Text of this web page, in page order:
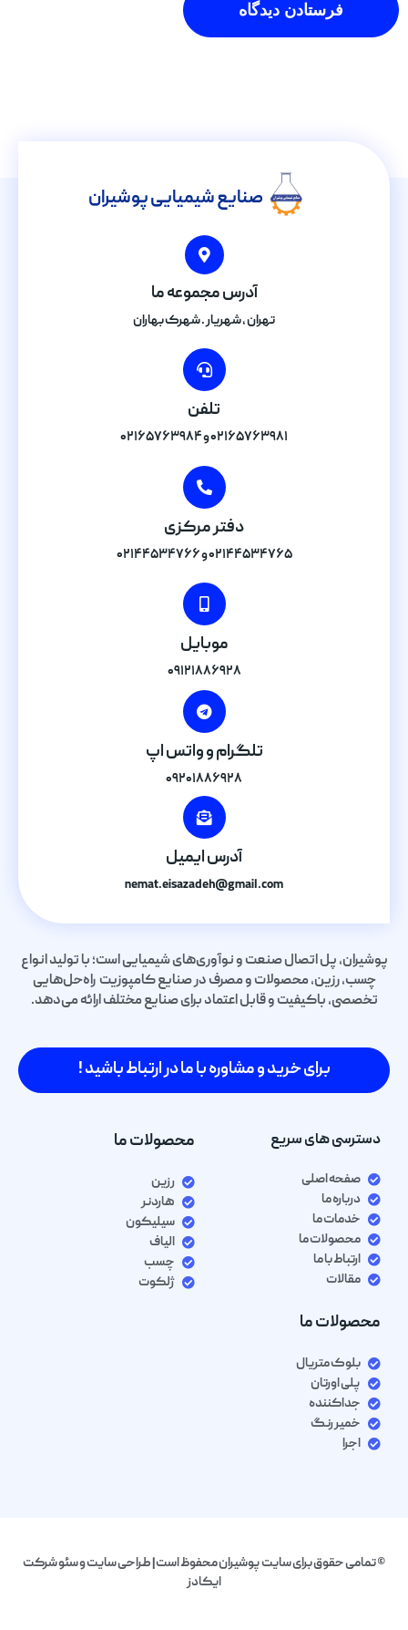
صنایع شیمیایی پوشیران
آدرس مجموعه ما
تهران , شهریار . شهرک بهاران
تلفن
۰۲۱۶۵۷۶۳۹۸۱ و ۰۲۱۶۵۷۶۳۹۸۴
دفتر مرکزی
۰۲۱۴۴۵۳۴۷۶۵ و ۰۲۱۴۴۵۳۴۷۶۶
موبایل
۰۹۱۲۱۸۸۶۹۲۸
تلگرام و واتس اپ
۰۹۲۰۱۸۸۶۹۲۸
آدرس ایمیل
nemat.eisazadeh@gmail.com
پوشیران، پل اتصال صنعت و نوآوری‌های شیمیایی است؛ با تولید انواع
چسب، رزین، محصولات و مصرف در صنایع کامپوزیت راه‌حل‌هایی
تخصصی، باکیفیت و قابل اعتماد برای صنایع مختلف ارائه می‌دهد.
برای خرید و مشاوره با ما در ارتباط باشید !
دسترسی های سریع
صفحه اصلی
درباره ما
خدمات ما
محصولات ما
ارتباط با ما
مقالات
محصولات ما
رزین
هاردنر
سیلیکون
الیاف
چسب
ژلکوت
محصولات ما
بلوک متریال
پلی اورتان
جداکننده
خمیر رنگ
اجرا
© تمامی حقوق برای سایت پوشیران محفوظ است| طراحی سایت و سئو شرکت
ایکادز